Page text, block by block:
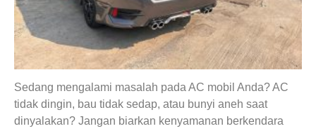
Sedang mengalami masalah pada AC mobil Anda? AC
tidak dingin, bau tidak sedap, atau bunyi aneh saat
dinyalakan? Jangan biarkan kenyamanan berkendara